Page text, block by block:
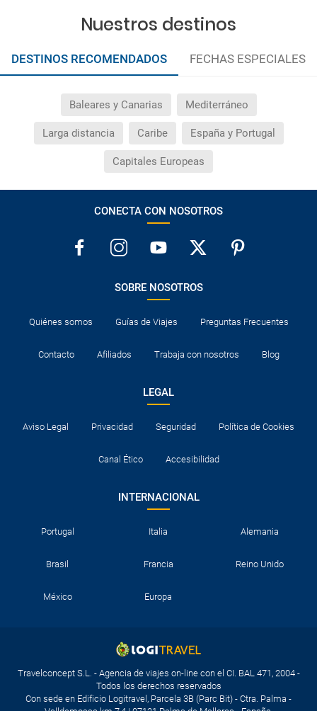
Nuestros destinos
DESTINOS RECOMENDADOS FECHAS ESPECIALES
Baleares y Canarias Mediterráneo
Larga distancia Caribe España y Portugal
Capitales Europeas
CONECTA CON NOSOTROS
SOBRE NOSOTROS
Quiénes somos Guías de Viajes Preguntas Frecuentes
Contacto Afiliados Trabaja con nosotros Blog
LEGAL
Aviso Legal Privacidad Seguridad Política de Cookies
Canal Ético Accesibilidad
INTERNACIONAL
Portugal Italia Alemania
Brasil Francia Reino Unido
México Europa
Travelconcept S.L. - Agencia de viajes on-line con el CI. BAL 471, 2004 -
Todos los derechos reservados
Con sede en Edificio Logitravel, Parcela 3B (Parc Bit) - Ctra. Palma -